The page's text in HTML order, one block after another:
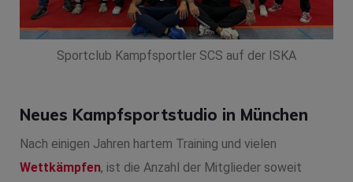
Sportclub Kampfsportler SCS auf der ISKA
Neues Kampfsportstudio in München
Nach einigen Jahren hartem Training und vielen
Wettkämpfen, ist die Anzahl der Mitglieder soweit